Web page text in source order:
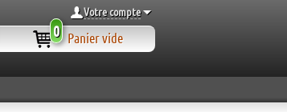
Votre compte
0 Panier vide